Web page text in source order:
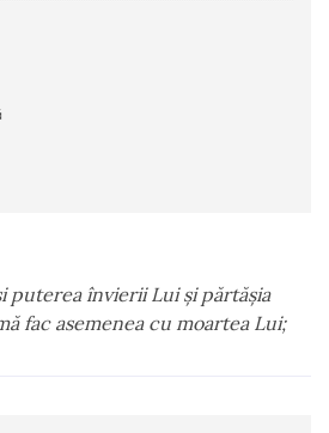
puterea învierii Lui şi părtăşia
fac asemenea cu moartea Lui;